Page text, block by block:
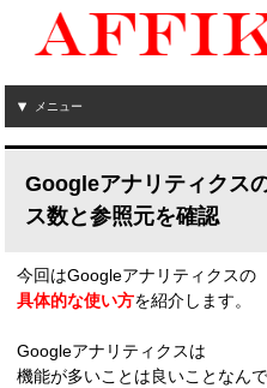
メニュー
Googleアナリティクス
ス数と参照元を確認
今回はGoogleアナリティクスの
具体的な使い方を紹介します。
Googleアナリティクスは
機能が多いことは良いことなんで